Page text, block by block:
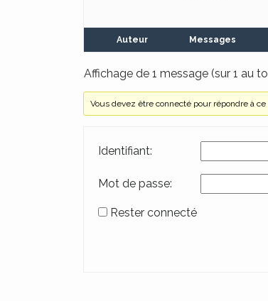
Auteur Messages
Affichage de 1 message (sur 1 au
Vous devez être connecté pour répondre à
Identifiant:
Mot de passe:
Rester connecté